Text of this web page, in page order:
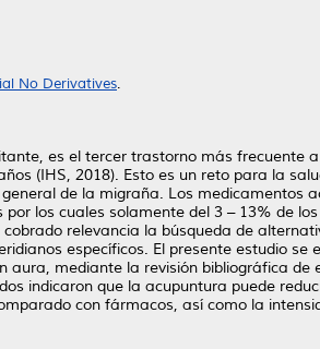
No Derivatives.
es el tercer trastorno más frecuente
(IHS, 2018). Esto es un reto para la
de la migraña. Los medicamentos
los cuales solamente del 3 – 13% de
relevancia la búsqueda de
específicos. El presente estudio
mediante la revisión bibliográfica de
indicaron que la acupuntura puede
con fármacos, así como la